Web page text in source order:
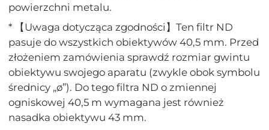
powierzchni metalu.
* 【Uwaga dotycząca zgodności】Ten filtr ND
pasuje do wszystkich obiektywów 40,5 mm. Przed
złożeniem zamówienia sprawdź rozmiar gwintu
obiektywu swojego aparatu (zwykle obok symbolu
średnicy „ø”). Do tego filtra ND o zmiennej
ogniskowej 40,5 m wymagana jest również
nasadka obiektywu 43 mm.